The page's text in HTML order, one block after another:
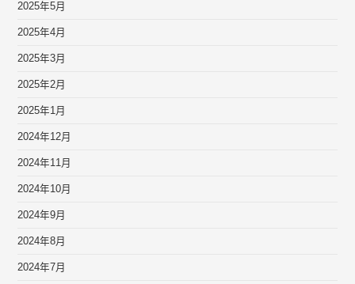
2025年5月
2025年4月
2025年3月
2025年2月
2025年1月
2024年12月
2024年11月
2024年10月
2024年9月
2024年8月
2024年7月